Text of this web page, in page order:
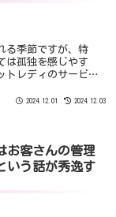
る季節ですが、特
は孤独を感じやす
トレディのサービ
2024.12.01 2024.12.03
お客さんの管理
いう話が秀逸す